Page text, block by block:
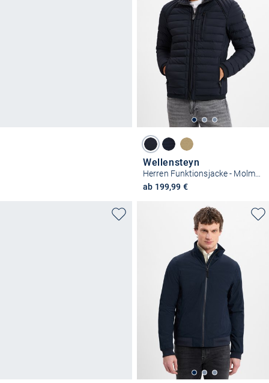
Wellensteyn
Herren Funktionsjacke - Molm-719
ab 199,99 €